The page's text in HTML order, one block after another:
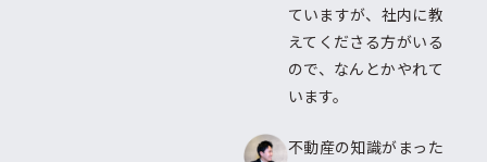
ていますが、社内に教
えてくださる方がいる
ので、なんとかやれて
います。
不動産の知識がまった